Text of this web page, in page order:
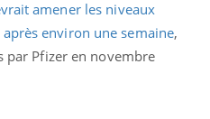
amener les niveaux
environ une semaine,
par Pfizer en novembre